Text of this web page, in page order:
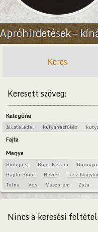
Apróhirdetések –
Keres
Keresett szöveg:
Kategória
állateledel kutyaházfűtés
Fajta
Megye
Budapest Bács-Kiskun Baranya
Hajdú-Bihar
Heves Jász-
Tolna
Vas Veszprém Zala
Nincs a keresési